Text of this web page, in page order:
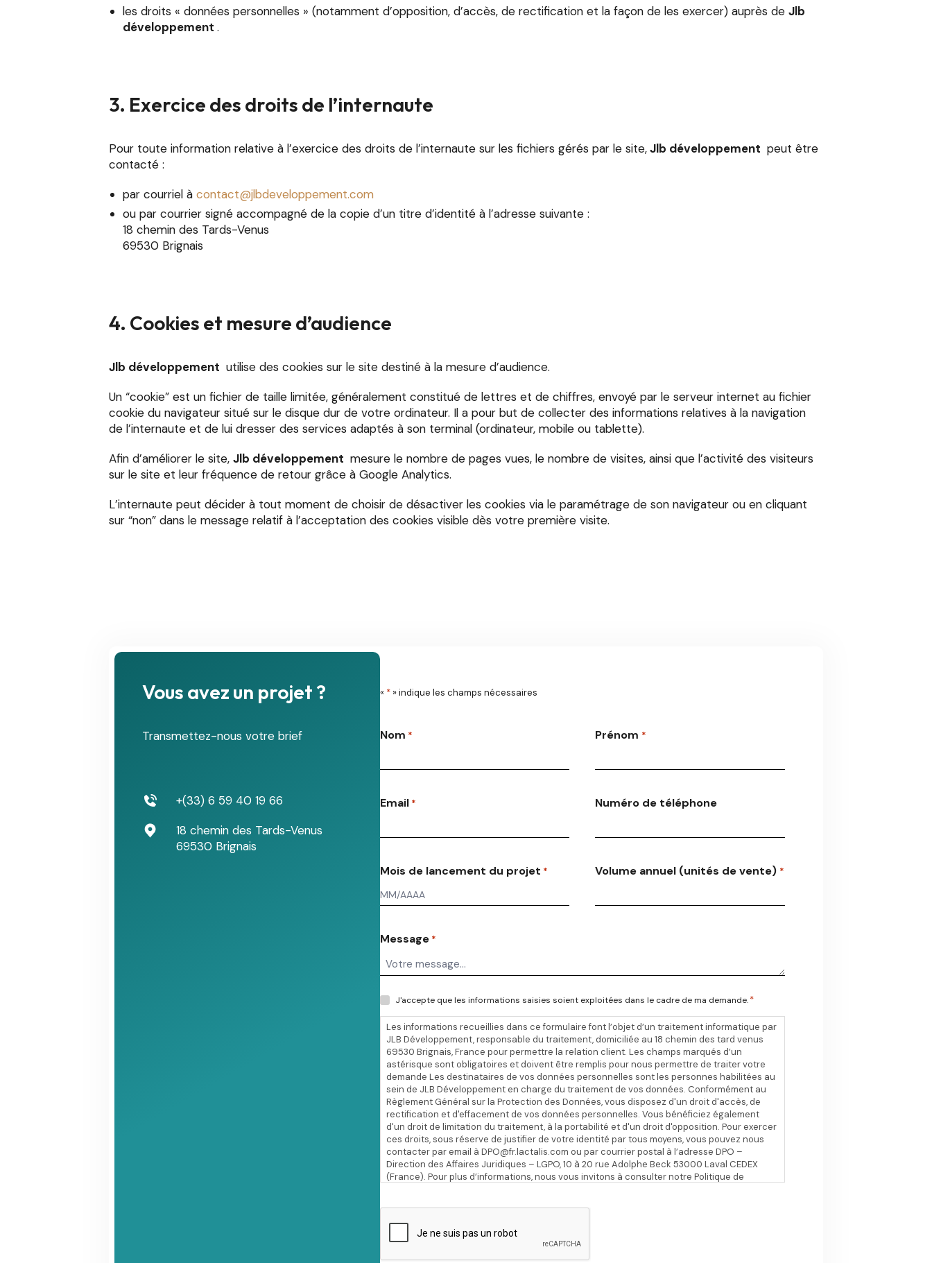
les droits « données personnelles » (notamment d’opposition, d’accès, de rectification et la façon de les exercer) auprès de Jlb
développement .
3. Exercice des droits de l’internaute
Pour toute information relative à l’exercice des droits de l’internaute sur les fichiers gérés par le site,Jlb développement peut être
contacté :
par courriel à contact@jlbdeveloppement.com
ou par courrier signé accompagné de la copie d’un titre d’identité à l’adresse suivante :
18 chemin des Tards-Venus
69530 Brignais
4. Cookies et mesure d’audience
Jlb développement utilise des cookies sur le site destiné à la mesure d’audience.
Un “cookie” est un fichier de taille limitée, généralement constitué de lettres et de chiffres, envoyé par le serveur internet au fichier
cookie du navigateur situé sur le disque dur de votre ordinateur. Il a pour but de collecter des informations relatives à la navigation
de l’internaute et de lui dresser des services adaptés à son terminal (ordinateur, mobile ou tablette).
Afin d’améliorer le site, Jlb développement mesure le nombre de pages vues, le nombre de visites, ainsi que l’activité des visiteurs
sur le site et leur fréquence de retour grâce à Google Analytics.
L’internaute peut décider à tout moment de choisir de désactiver les cookies via le paramétrage de son navigateur ou en cliquant
sur “non” dans le message relatif à l’acceptation des cookies visible dès votre première visite.
Vous avez un projet ?
Transmettez-nous votre brief
+(33) 6 59 40 19 66
18 chemin des Tards-Venus
69530 Brignais
« *» indique les champs nécessaires
Nom * Prénom *
Email * Numéro de téléphone
Mois de lancement du projet * Volume annuel (unités de vente) *
Message *
R
G
J'accepte que les informations saisies soient exploitées dans le cadre de ma demande.*
Les informations recueillies dans ce formulaire font l’objet d’un traitement informatique par
JLB Développement, responsable du traitement, domiciliée au 18 chemin des tard venus
69530 Brignais, France pour permettre la relation client. Les champs marqués d’un
astérisque sont obligatoires et doivent être remplis pour nous permettre de traiter votre
demande Les destinataires de vos données personnelles sont les personnes habilitées au
sein de JLB Développement en charge du traitement de vos données. Conformément au
Règlement Général sur la Protection des Données, vous disposez d'un droit d'accès, de
rectification et d'effacement de vos données personnelles. Vous bénéficiez également
d'un droit de limitation du traitement, à la portabilité et d'un droit d'opposition. Pour exercer
ces droits, sous réserve de justifier de votre identité par tous moyens, vous pouvez nous
contacter par email à DPO@fr.lactalis.com ou par courrier postal à l’adresse DPO –
Direction des Affaires Juridiques – LGPO, 10 à 20 rue Adolphe Beck 53000 Laval CEDEX
(France). Pour plus d’informations, nous vous invitons à consulter notre Politique de
C
T